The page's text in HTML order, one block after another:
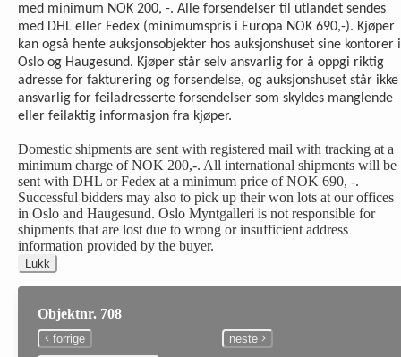
med minimum NOK 200, -. Alle forsendelser til utlandet sendes
med DHL eller Fedex (minimumspris i Europa NOK 690,-). Kjøper
kan også hente auksjonsobjekter hos auksjonshuset sine kontorer i
Oslo og Haugesund. Kjøper står selv ansvarlig for å oppgi riktig
adresse for fakturering og forsendelse, og auksjonshuset står ikke
ansvarlig for feiladresserte forsendelser som skyldes manglende
eller feilaktig informasjon fra kjøper.
Domestic shipments are sent with registered mail with tracking at a
minimum charge of NOK 200,-. All international shipments will be
sent with DHL or Fedex at a minimum price of NOK 690, -.
Successful bidders may also to pick up their won lots at our offices
in Oslo and Haugesund. Oslo Myntgalleri is not responsible for
shipments that are lost due to wrong or insufficient address
information provided by the buyer.
Lukk
Objektnr. 708
forrige
neste